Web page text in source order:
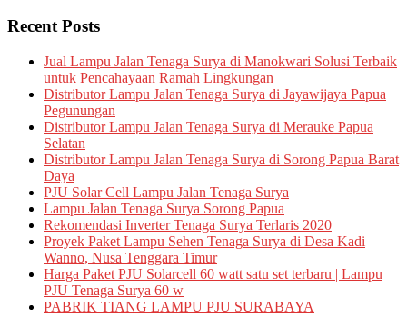
Recent Posts
Jual Lampu Jalan Tenaga Surya di Manokwari Solusi Terbaik
untuk Pencahayaan Ramah Lingkungan
Distributor Lampu Jalan Tenaga Surya di Jayawijaya Papua
Pegunungan
Distributor Lampu Jalan Tenaga Surya di Merauke Papua
Selatan
Distributor Lampu Jalan Tenaga Surya di Sorong Papua Barat
Daya
PJU Solar Cell Lampu Jalan Tenaga Surya
Lampu Jalan Tenaga Surya Sorong Papua
Rekomendasi Inverter Tenaga Surya Terlaris 2020
Proyek Paket Lampu Sehen Tenaga Surya di Desa Kadi
Wanno, Nusa Tenggara Timur
Harga Paket PJU Solarcell 60 watt satu set terbaru | Lampu
PJU Tenaga Surya 60 w
PABRIK TIANG LAMPU PJU SURABAYA